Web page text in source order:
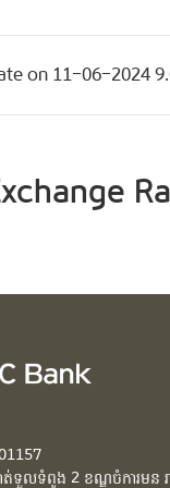
on 11-06-2024
ត់ទួលទំពូង 2 ខណ្ឌចំការមន រ